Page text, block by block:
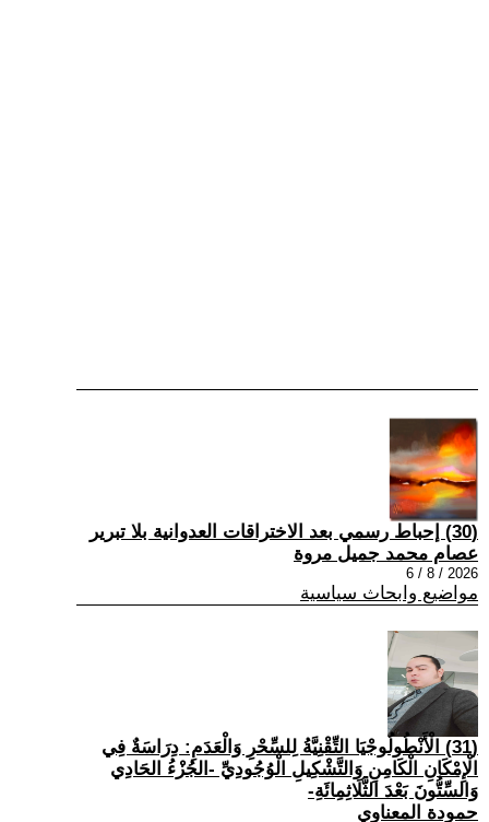
(30) إحباط رسمي بعد الاختراقات العدوانية بلا تبرير
عصام محمد جميل مروة
2026 / 8 / 6
مواضيع وابحاث سياسية
(31) الْأَنْطُولُوجْيَا التِّقْنِيَّةُ لِلسِّحْرِ وَالْعَدَمِ: دِرَاسَةٌ فِي
الْإِمْكَانِ الْكَامِنِ وَالتَّشْكِيلِ الْوُجُودِيِّ -الجُزْءُ الحَادِي
وَالسِّتُّونَ بَعْدَ الثَّلَاثِمِائَةِ-
حمودة المعناوي